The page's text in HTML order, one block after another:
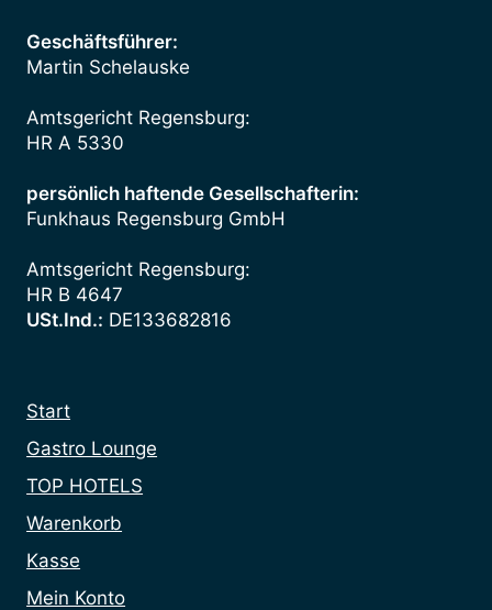
Geschäftsführer:
Martin Schelauske
Amtsgericht Regensburg:
HR A 5330
persönlich haftende Gesellschafterin:
Funkhaus Regensburg GmbH
Amtsgericht Regensburg:
HR B 4647
USt.Ind.: DE133682816
Start
Gastro Lounge
TOP HOTELS
Warenkorb
Kasse
Mein Konto